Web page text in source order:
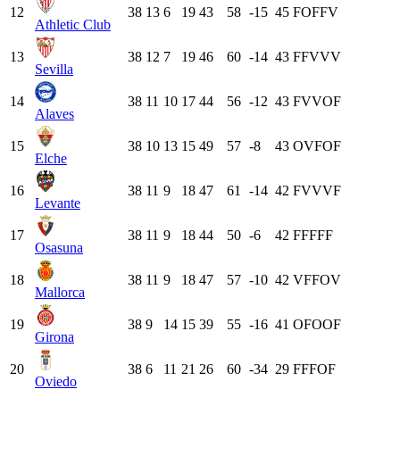
12
Athletic Club
38 13 6 19 43 58 -15 45 FOFFV
13
Sevilla
38 12 7 19 46 60 -14 43 FFVVV
14
Alaves
38 11 10 17 44 56 -12 43 FVVOF
15
Elche
38 10 13 15 49 57 -8 43 OVFOF
16
Levante
38 11 9 18 47 61 -14 42 FVVVF
17
Osasuna
38 11 9 18 44 50 -6 42 FFFFF
18
Mallorca
38 11 9 18 47 57 -10 42 VFFOV
19
Girona
38 9 14 15 39 55 -16 41 OFOOF
20
Oviedo
38 6 11 21 26 60 -34 29 FFFOF